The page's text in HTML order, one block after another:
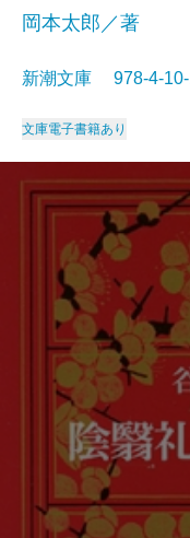
岡本太郎／著
新潮文庫 978-4-
文庫電子書籍あり